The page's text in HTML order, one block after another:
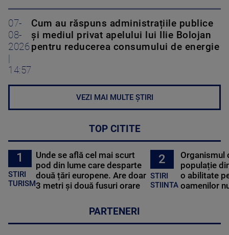
07-
08-
2026
|
14:57
Cum au răspuns administrațiile publice
și mediul privat apelului lui Ilie Bolojan
pentru reducerea consumului de energie
VEZI MAI MULTE ȘTIRI
TOP CITITE
1
STIRI
TURISM
Unde se află cel mai scurt
pod din lume care desparte
două țări europene. Are doar
3 metri și două fusuri orare
2
STIRI
STIINTA
Organismul
populație
o abilitate
oamenilor
PARTENERI